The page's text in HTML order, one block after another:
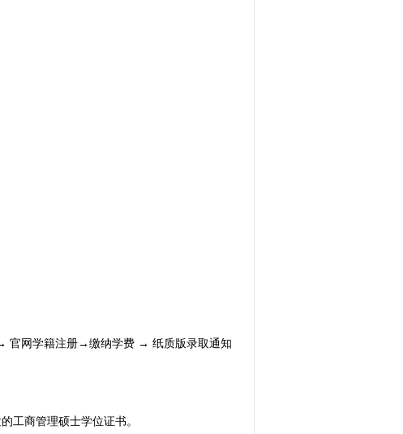
官网学籍注册→缴纳学费 → 纸质版录取通知
工商管理硕士学位证书。